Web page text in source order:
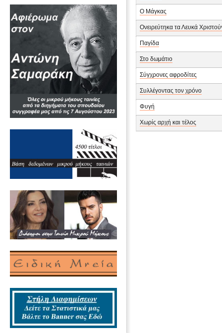
Ο Μάγκας
Ονειρεύτηκα τα Λευκά
Παγίδα
Στο δωμάτιο
Σύγχρονες αφροδίτες
Συλλέγοντας τον χρόνο
Φυγή
Χωρίς αρχή και τέλος